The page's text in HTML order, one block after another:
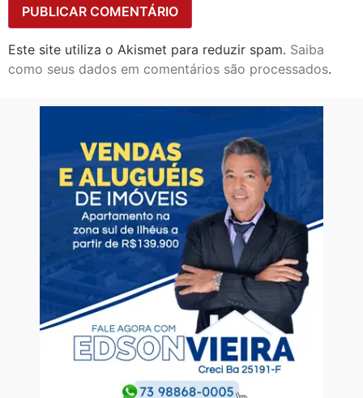
Este site utiliza o Akismet para reduzir spam. Saiba
como seus dados em comentários são processados.